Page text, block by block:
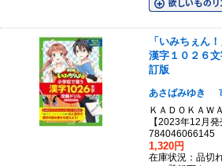
「いみちぇん
漢字１０２６
訂版
あさばみゆき
ＫＡＤＯＫＡＷ
【2023年12月
784046066145
1,320円
在庫状況：品切